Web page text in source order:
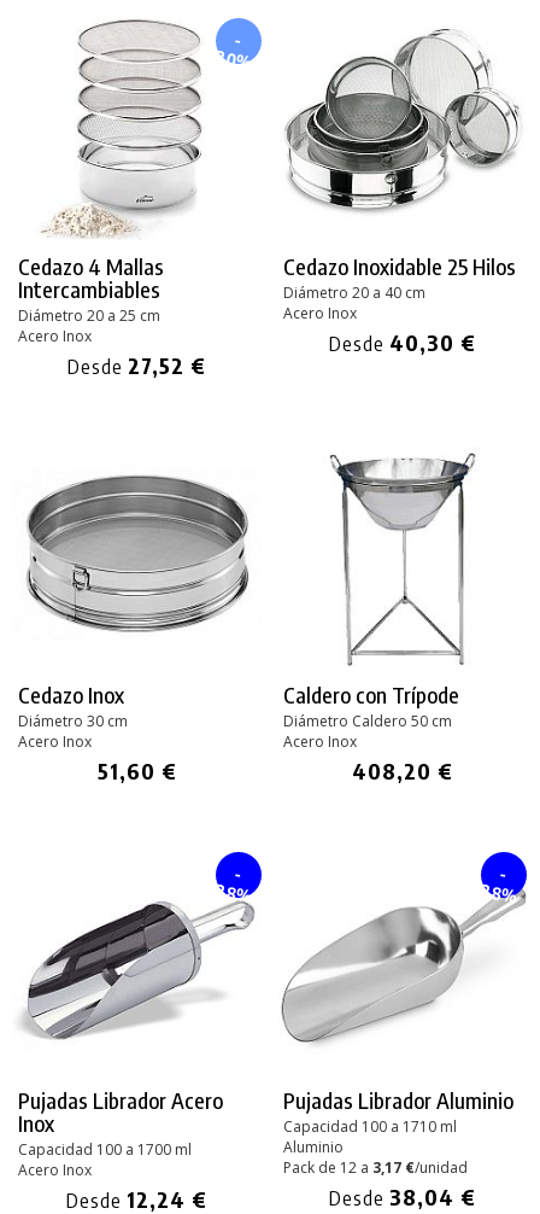
-
20%
Cedazo 4 Mallas
Intercambiables
Diámetro 20 a 25 cm
Acero Inox
Desde 27,52 €
Cedazo Inoxidable 25 Hilos
Diámetro 20 a 40 cm
Acero Inox
Desde 40,30 €
Cedazo Inox
Diámetro 30 cm
Acero Inox
51,60 €
Caldero con Trípode
Diámetro Caldero 50 cm
Acero Inox
408,20 €
-
28%
Pujadas Librador Acero
Inox
Capacidad 100 a 1700 ml
Acero Inox
Desde 12,24 €
-
28%
Pujadas Librador Aluminio
Capacidad 100 a 1710 ml
Aluminio
Pack de 12 a 3,17 €/unidad
Desde 38,04 €